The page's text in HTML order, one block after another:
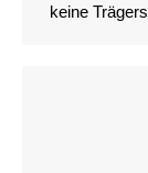
keine